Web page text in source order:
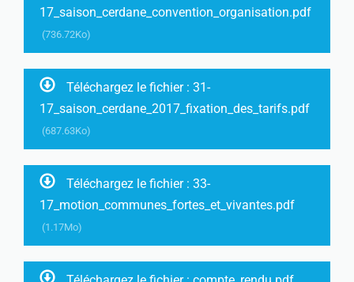
17_saison_cerdane_convention_organisation.pdf
(736.72Ko)
Téléchargez le fichier : 31-
17_saison_cerdane_2017_fixation_des_tarifs.pdf
(687.63Ko)
Téléchargez le fichier : 33-
17_motion_communes_fortes_et_vivantes.pdf
(1.17Mo)